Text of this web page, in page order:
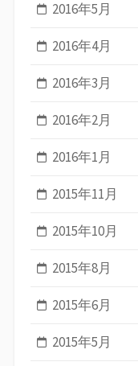
2016年5月
2016年4月
2016年3月
2016年2月
2016年1月
2015年11月
2015年10月
2015年8月
2015年6月
2015年5月